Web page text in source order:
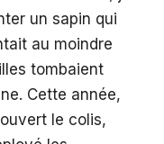
un sapin qui
au moindre
tombaient
Cette année,
ouvert le colis,